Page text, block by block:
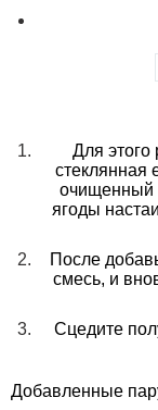
Для
стеклянная
очищенный
ягоды
После
смесь, и
Сцедите
Добавленные